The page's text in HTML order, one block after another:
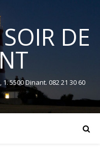
DE
5500 Dinant. 082 21 30 60